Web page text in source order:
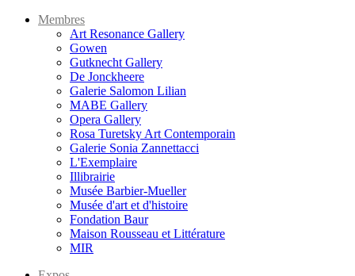
Membres
Art Resonance Gallery
Gowen
Gutknecht Gallery
De Jonckheere
Galerie Salomon Lilian
MABE Gallery
Opera Gallery
Rosa Turetsky Art Contemporain
Galerie Sonia Zannettacci
L'Exemplaire
Illibrairie
Musée Barbier-Mueller
Musée d'art et d'histoire
Fondation Baur
Maison Rousseau et Littérature
MIR